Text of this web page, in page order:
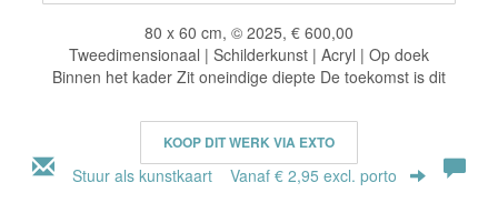
80 x 60 cm, © 2025, € 600,00
Tweedimensionaal | Schilderkunst | Acryl | Op doek
Binnen het kader Zit oneindige diepte De toekomst is dit
KOOP DIT WERK VIA EXTO
Stuur als kunstkaart Vanaf € 2,95 excl. porto